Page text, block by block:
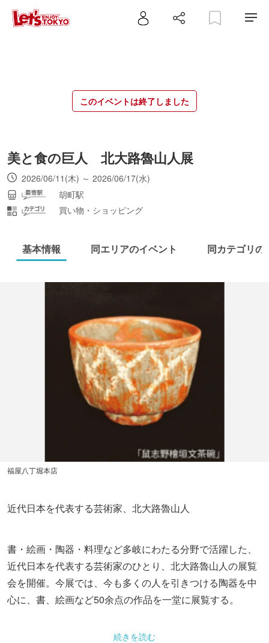
このイベントは終了しました
美と食の巨人 北大路魯山人展
2026/06/11(木) ～ 2026/06/17(水)
胡町駅
買い物・ショッピング
基本情報 同エリアのイベント 同カテゴリの
福屋八丁堀本店
近代日本を代表する芸術家、北大路魯山人
書・絵画・陶器・料理など多岐にわたる分野で活躍した、
近代日本を代表する芸術家のひとり、北大路魯山人の展覧
会を開催。今展では、今も多くの人を引きつける陶器を中
心に、書、絵画など50余点の作品を一堂に展覧する。
続きを読む